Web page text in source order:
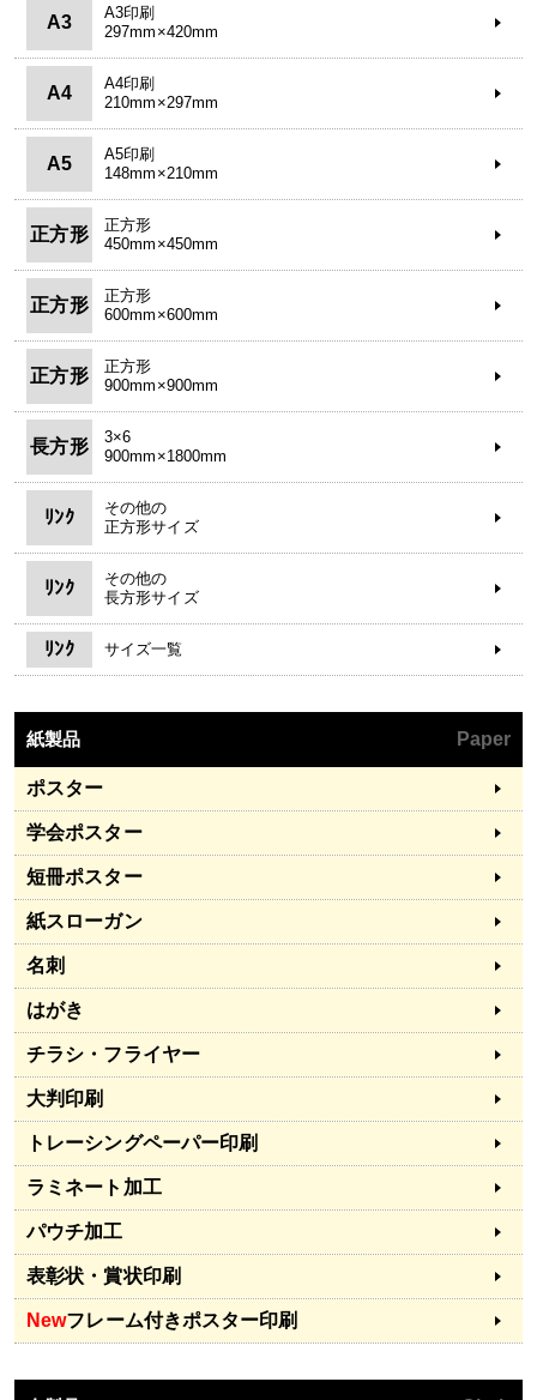
A3
A3印刷
297mm×420mm
A4
A4印刷
210mm×297mm
A5
A5印刷
148mm×210mm
正方形
正方形
450mm×450mm
正方形
正方形
600mm×600mm
正方形
正方形
900mm×900mm
長方形
3×6
900mm×1800mm
ﾘﾝｸ
その他の
正方形サイズ
ﾘﾝｸ
その他の
長方形サイズ
ﾘﾝｸ サイズ一覧
紙製品 Paper
ポスター
学会ポスター
短冊ポスター
紙スローガン
名刺
はがき
チラシ・フライヤー
大判印刷
トレーシングペーパー印刷
ラミネート加工
パウチ加工
表彰状・賞状印刷
Newフレーム付きポスター印刷